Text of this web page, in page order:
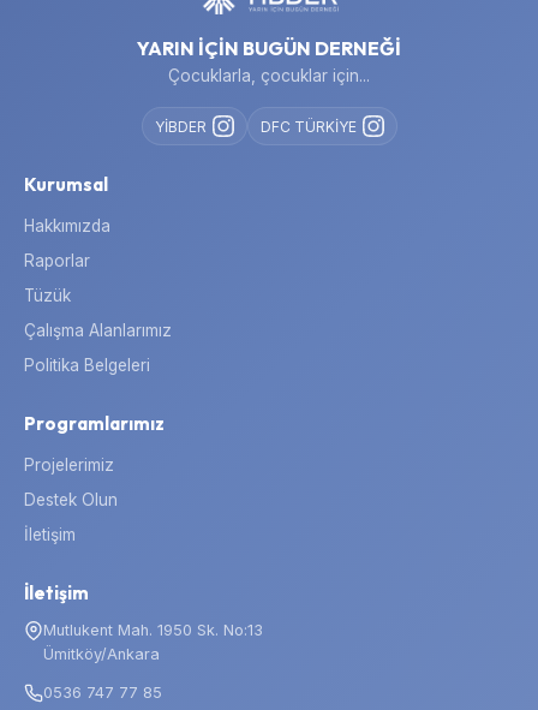
YARIN İÇİN BUGÜN DERNEĞİ
Çocuklarla, çocuklar için...
YİBDER DFC TÜRKİYE
Kurumsal
Hakkımızda
Raporlar
Tüzük
Çalışma Alanlarımız
Politika Belgeleri
Programlarımız
Projelerimiz
Destek Olun
İletişim
İletişim
Mutlukent Mah. 1950 Sk. No:13
Ümitköy/Ankara
0536 747 77 85